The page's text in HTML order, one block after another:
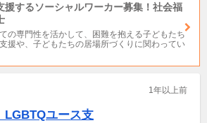
援するソーシャルワーカー募集！社会福
の専門性を活かして、困難を抱える子どもたち
援や、子どもたちの居場所づくりに関わってい
1年以上前
LGBTQユース支